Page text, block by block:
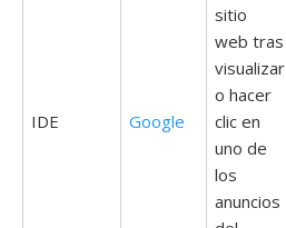
IDE Google
sitio
web tras
visualizar
o hacer
clic en
uno de
los
anuncios